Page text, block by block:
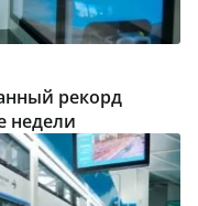
рекорд
недели